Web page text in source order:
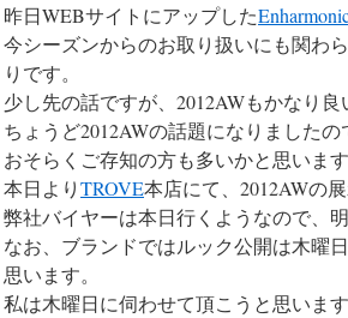
へ
キ
プ
昨日WEBサイトにアップした
今シーズンからのお取り扱いにも関わ
りです。
少し先の話ですが、2012AWもかなり良
ちょうど2012AWの話題になりましたの
おそらくご存知の方も多いかと思います
本日よりTROVE本店にて、2012AWの
弊社バイヤーは本日行くようなので、
なお、ブランドではルック公開は木曜
思います。
私は木曜日に伺わせて頂こうと思います